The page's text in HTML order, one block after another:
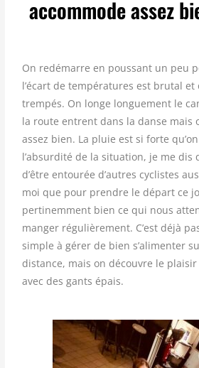
accommode assez
On redémarre en poussant un peu
l’écart de températures est brutal et
trempés. On longe longuement le
la route entrent dans la danse mais
assez bien. La pluie est si forte
l’absurdité de la situation, je me dis
d’être entourée d’autres cyclistes
moi que pour prendre le départ ce
pertinemment bien ce qui nous
manger régulièrement. C’est déjà
simple à gérer de bien s’alimenter
distance, mais on découvre le
avec des gants épais.